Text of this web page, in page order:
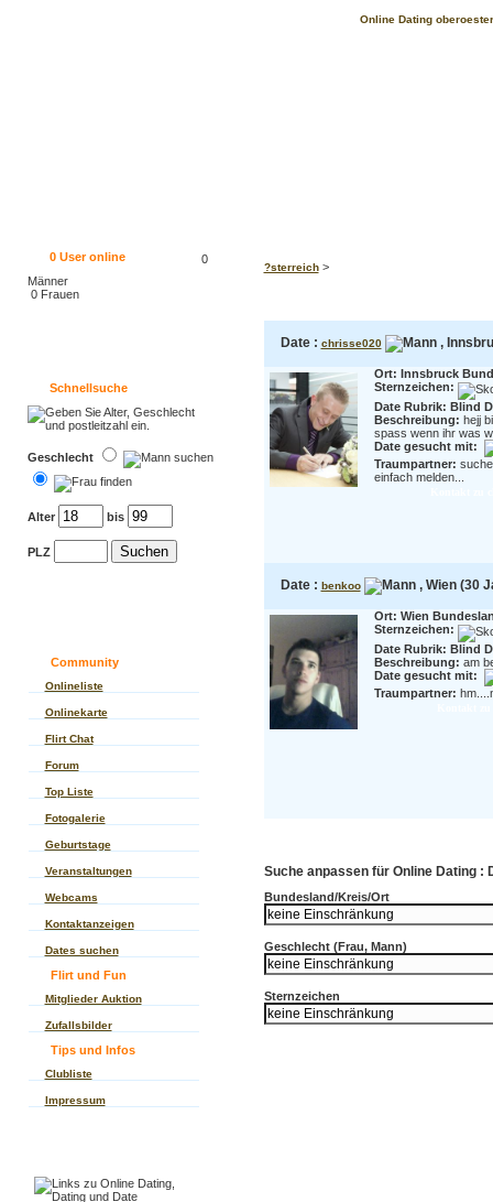
Online Dating
0User online
0
Männer
0 Frauen
Schnellsuche
Geschlecht
Alter bis
PLZ
Community
Onlineliste
Onlinekarte
Flirt Chat
Forum
Top Liste
Fotogalerie
Geburtstage
Veranstaltungen
Webcams
Kontaktanzeigen
Dates suchen
Flirt und Fun
Mitglieder Auktion
Zufallsbilder
Tips und Infos
Clubliste
Impressum
?sterreich>
Date : chrisse020 ,
Ort: Innsbruck
Sternzeichen:
Date Rubrik: Blind
Beschreibung: hejj
spass wenn ihr was
Date gesucht mit:
Traumpartner:
einfach melden...
Date : benkoo , Wien (30
Ort: Wien
Sternzeichen:
Date Rubrik: Blind
Beschreibung: am
Date gesucht mit:
Traumpartner:
Suche anpassen für Online Dating :
Bundesland/Kreis/Ort
Geschlecht (Frau, Mann)
Sternzeichen